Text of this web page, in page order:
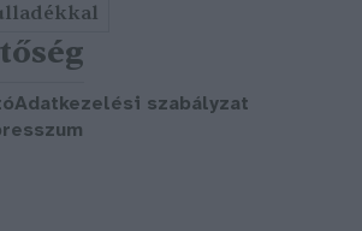
Adatkezelési szabályzat